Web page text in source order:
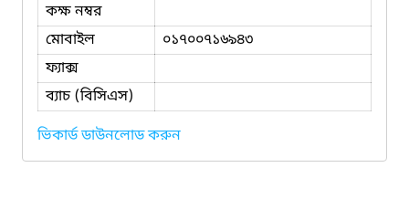
কক্ষ নম্বর
মোবাইল
০১৭০০৭১৬৯৪৩
ফ্যাক্স
ব্যাচ (বিসিএস)
ভিকার্ড ডাউনলোড করুন